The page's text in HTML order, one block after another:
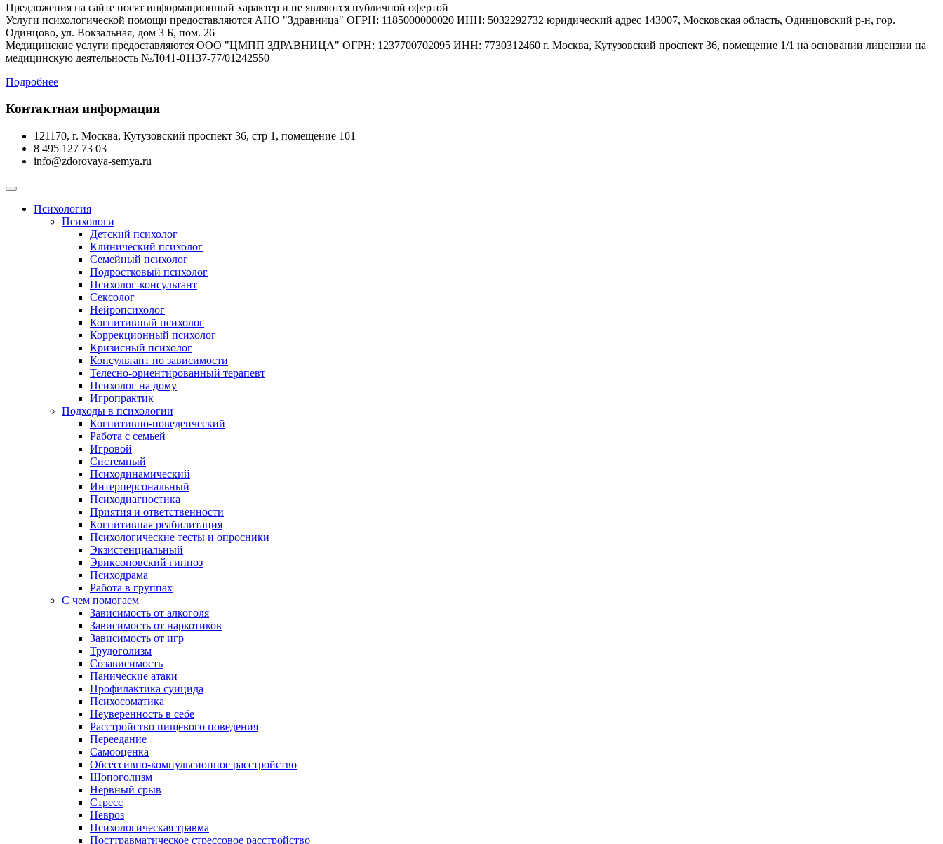
Предложения на сайте носят информационный характер и не являются публичной офертой
Услуги психологической помощи предоставляются АНО "Здравница" ОГРН: 1185000000020 ИНН: 5032292732 юридический адрес 143007, Московская область, Одинцовский р-н, гор.
Одинцово, ул. Вокзальная, дом 3 Б, пом. 26
Медицинские услуги предоставляются ООО "ЦМПП ЗДРАВНИЦА" ОГРН: 1237700702095 ИНН: 7730312460 г. Москва, Кутузовский проспект 36, помещение 1/1 на основании лицензии на
медицинскую деятельность №Л041-01137-77/01242550
Подробнее
Контактная информация
121170, г. Москва, Кутузовский проспект 36, стр 1, помещение 101
‪8 495 127 73 03
info@zdorovaya-semya.ru
Психология
Психологи
Детский психолог
Клинический психолог
Семейный психолог
Подростковый психолог
Психолог-консультант
Сексолог
Нейропсихолог
Когнитивный психолог
Коррекционный психолог
Кризисный психолог
Консультант по зависимости
Телесно-ориентированный терапевт
Психолог на дому
Игропрактик
Подходы в психологии
Когнитивно-поведенческий
Работа с семьей
Игровой
Системный
Психодинамический
Интерперсональный
Психодиагностика
Приятия и ответственности
Когнитивная реабилитация
Психологические тесты и опросники
Экзистенциальный
Эриксоновский гипноз
Психодрама
Работа в группах
С чем помогаем
Зависимость от алкоголя
Зависимость от наркотиков
Зависимость от игр
Трудоголизм
Созависимость
Панические атаки
Профилактика суицида
Психосоматика
Неуверенность в себе
Расстройство пищевого поведения
Переедание
Самооценка
Обсессивно-компульсионное расстройство
Шопоголизм
Нервный срыв
Стресс
Невроз
Психологическая травма
Посттравматическое стрессовое расстройство